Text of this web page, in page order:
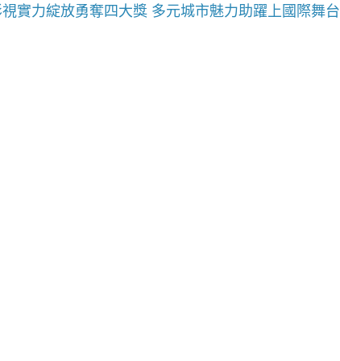
實力綻放勇奪四大獎 多元城市魅力助躍上國際舞台